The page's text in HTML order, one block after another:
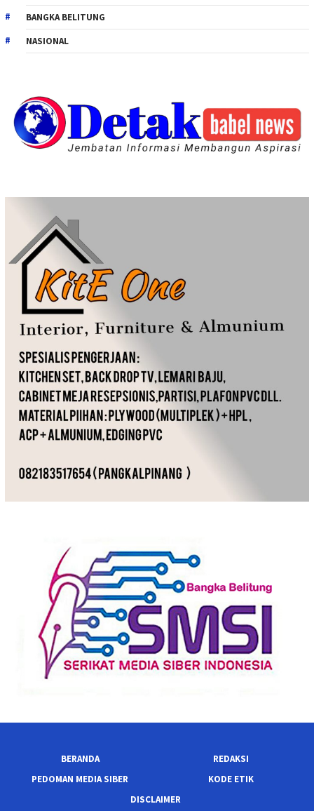
BANGKA BELITUNG
NASIONAL
BERANDA
REDAKSI
PEDOMAN MEDIA SIBER
KODE ETIK
DISCLAIMER